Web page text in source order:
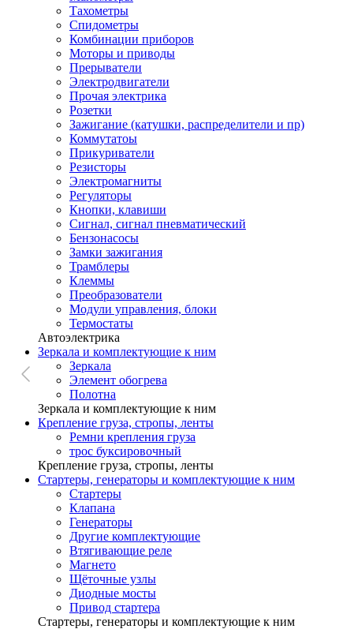
Тахометры
Спидометры
Комбинации приборов
Моторы и приводы
Прерыватели
Электродвигатели
Прочая электрика
Розетки
Зажигание (катушки, распределители и пр)
Коммутатоы
Прикуриватели
Резисторы
Электромагниты
Регуляторы
Кнопки, клавиши
Сигнал, сигнал пневматический
Бензонасосы
Замки зажигания
Трамблеры
Клеммы
Преобразователи
Модули управления, блоки
Термостаты
Автоэлектрика
Зеркала и комплектующие к ним
Зеркала
Элемент обогрева
Полотна
Зеркала и комплектующие к ним
Крепление груза, стропы, ленты
Ремни крепления груза
трос буксировочный
Крепление груза, стропы, ленты
Стартеры, генераторы и комплектующие к ним
Стартеры
Клапана
Генераторы
Другие комплектующие
Втягивающие реле
Магнето
Щёточные узлы
Диодные мосты
Привод стартера
Стартеры, генераторы и комплектующие к ним